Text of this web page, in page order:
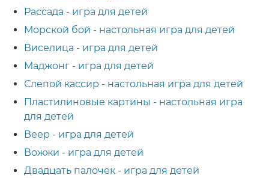
Рассада - игра для детей
Морской бой - настольная игра для детей
Виселица - игра для детей
Маджонг - игра для детей
Слепой кассир - настольная игра для детей
Пластилиновые картины - настольная игра
для детей
Веер - игра для детей
Вожжи - игра для детей
Двадцать палочек - игра для детей